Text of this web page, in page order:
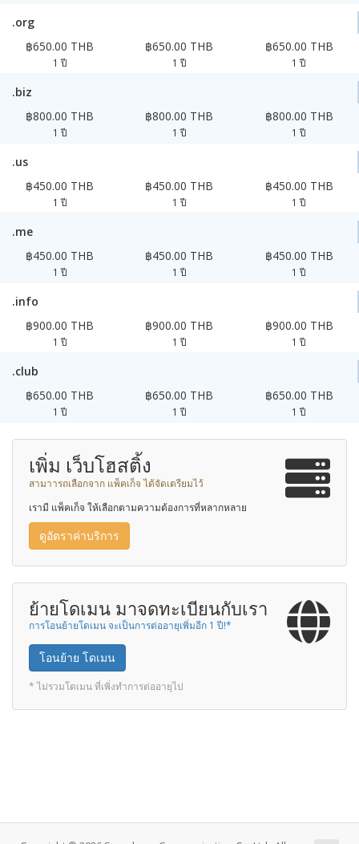
.org
฿650.00 THB
1 ปี
฿650.00 THB
1 ปี
฿650.00 THB
1 ปี
.biz
฿800.00 THB
1 ปี
฿800.00 THB
1 ปี
฿800.00 THB
1 ปี
.us
฿450.00 THB
1 ปี
฿450.00 THB
1 ปี
฿450.00 THB
1 ปี
.me
฿450.00 THB
1 ปี
฿450.00 THB
1 ปี
฿450.00 THB
1 ปี
.info
฿900.00 THB
1 ปี
฿900.00 THB
1 ปี
฿900.00 THB
1 ปี
.club
฿650.00 THB
1 ปี
฿650.00 THB
1 ปี
฿650.00 THB
1 ปี
เพิ่ม เว็บโฮสติ้ง
สามาารถเลือกจาก แพ็คเก็จ ได้จัดเตรียมไว้
เรามี แพ็คเก็จ ให้เลือกตามความต้องการที่หลากหลาย
ดูอัตราค่าบริการ
ย้ายโดเมน มาจดทะเบียนกับเรา
การโอนย้ายโดเมน จะเป็นการต่ออายุเพิ่มอีก 1 ปี!*
โอนย้าย โดเมน
* ไม่รวมโดเมน ที่เพิ่งทำการต่ออายุไป